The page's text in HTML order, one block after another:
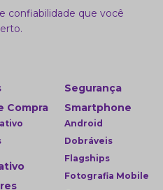
confiabilidade que você
Compra
Segurança
Smartphone
Android
Dobráveis
Flagships
Fotografia Mobile